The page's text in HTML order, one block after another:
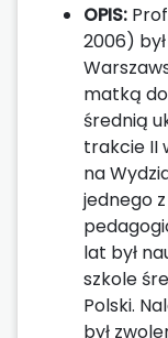
OPIS:
2006)
matką do
średnią
trakcie II
na
jednego
lat był
szkole
Polski.
był